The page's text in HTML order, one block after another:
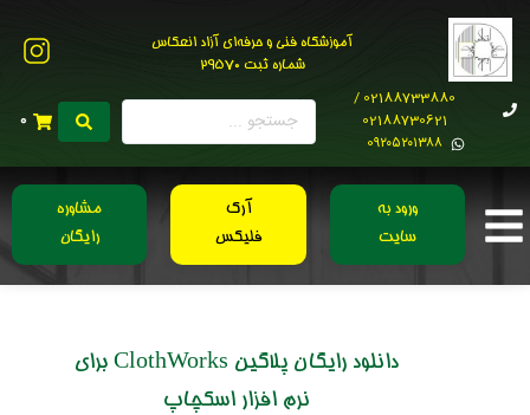
آموزشگاه فنی و حرفه‌ای آزاد انعکاس
شماره ثبت 29570
02188733880 /
02188730621
0۹۲۰۵۲۰۱۳۸۸
0
ورود به
سایت
آرک
فلیکس
مشاوره
رایگان
دانلود رایگان پلاگین ClothWorks برای
نرم افزار اسکچاپ